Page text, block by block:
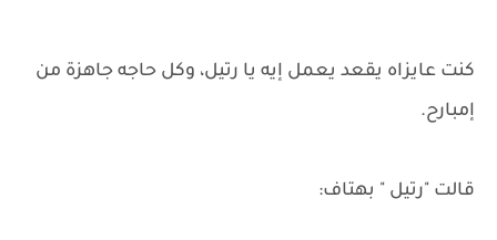
كنت عايزاه يقعد يعمل إيه يا رتيل، وكل حاجه جاهزة من
إمبارح.
قالت "رتيل " بهتاف: